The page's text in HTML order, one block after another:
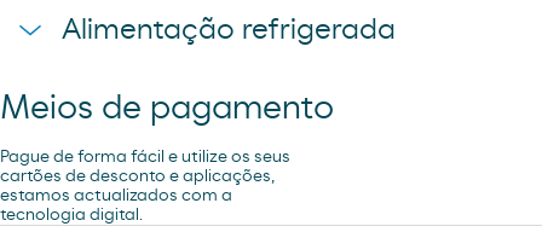
cheetos pandilla
sadwich mediterraneo
compresas evax
tampax compak
desodorante spray axe
Alimentação refrigerada
coca cao shake
minifuet sticks
jamon curado navidul
Meios de pagamento
Pague de forma fácil e utilize os seus
cartões de desconto e aplicações,
estamos actualizados com a
tecnologia digital.